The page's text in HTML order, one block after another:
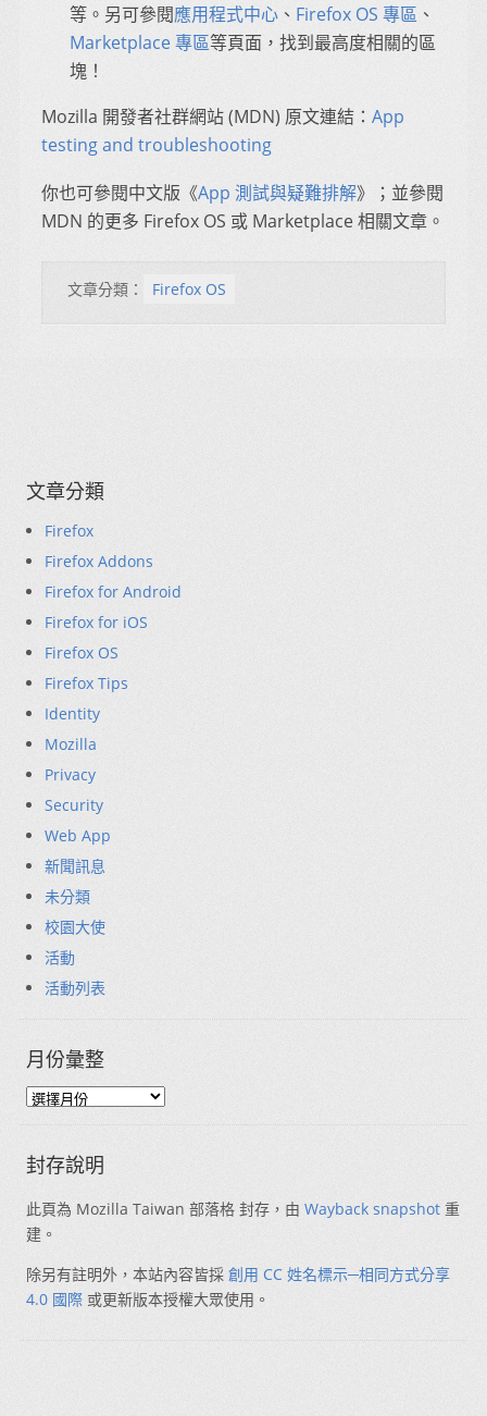
等。另可參閱應用程式中心、 Firefox OS 專區 、
Marketplace 專區等頁面，找到最高度相關的區
塊！
Mozilla 開發者社群網站 (MDN) 原文連結： App
testing and troubleshooting
你也可參閱中文版《App 測試與疑難排解》；並參閱
MDN 的更多 Firefox OS 或 Marketplace 相關文章。
文章分類： Firefox OS
文章分類
Firefox
Firefox Addons
Firefox for Android
Firefox for iOS
Firefox OS
Firefox Tips
Identity
Mozilla
Privacy
Security
Web App
新聞訊息
未分類
校園大使
活動
活動列表
月份彙整
封存說明
此頁為 Mozilla Taiwan 部落格 封存，由 Wayback snapshot 重
建。
除另有註明外，本站內容皆採 創用 CC 姓名標示─相同方式分享
4.0 國際 或更新版本授權大眾使用。